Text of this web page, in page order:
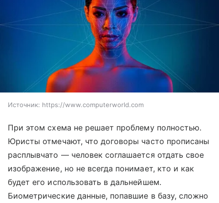
Источник: https://www.computerworld.com
При этом схема не решает проблему полностью.
Юристы отмечают, что договоры часто прописаны
расплывчато — человек соглашается отдать свое
изображение, но не всегда понимает, кто и как
будет его использовать в дальнейшем.
Биометрические данные, попавшие в базу, сложно